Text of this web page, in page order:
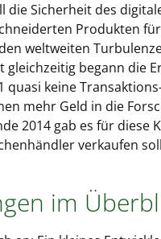
Sicherheit des
Produkten
weltweiten
begann die
keine
mehr Geld in die
2014 gab es für
verkaufen
im